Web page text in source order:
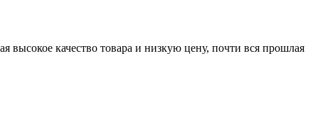
качество товара и низкую цену, почти вся прошлая